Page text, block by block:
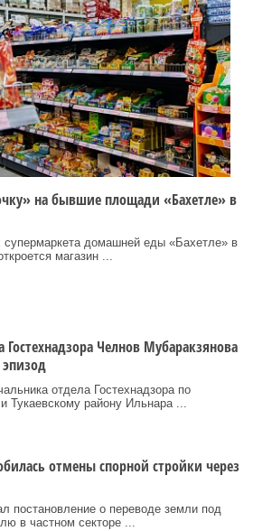
на бывшие площади «Бахетле» в
домашней еды «Бахетле» в
магазин ...
Гостехнадзора Челнов Мубаракзянова
отдела Гостехнадзора по
району Ильнара ...
отмены спорной стройки через
постановление о переводе земли под
в частном секторе ...